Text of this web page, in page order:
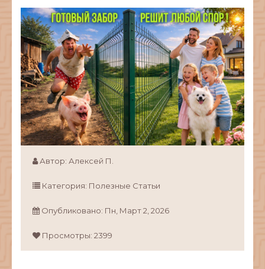
Автор: Алексей П.
Категория: Полезные Статьи
Опубликовано: Пн, Март2,2026
Просмотры: 2399